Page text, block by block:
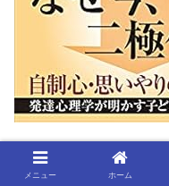
メニュー ホーム